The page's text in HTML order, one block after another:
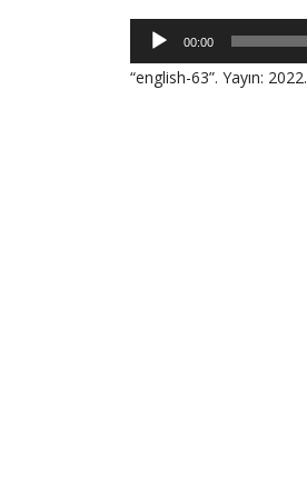
Ses
oynatıcı00:00
“english-63”. Yayın: 2022.